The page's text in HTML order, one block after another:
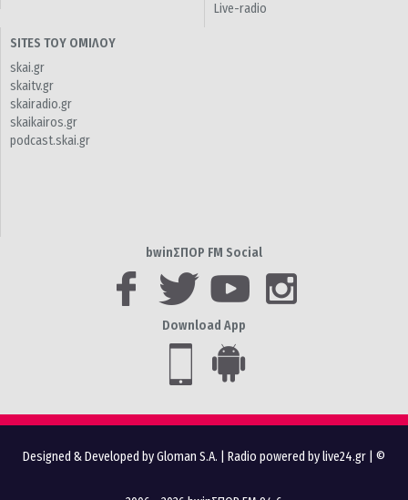
Live-radio
SITES ΤΟΥ ΟΜΙΛΟΥ
skai.gr
skaitv.gr
skairadio.gr
skaikairos.gr
podcast.skai.gr
bwinΣΠΟΡ FM Social
Download App
Designed & Developed by Gloman S.A. Radio powered by live24.gr | ©